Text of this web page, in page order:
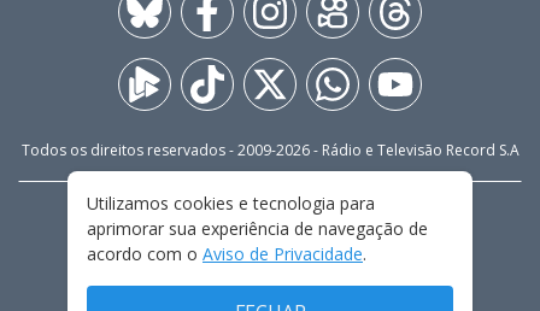
Todos os direitos reservados - 2009-2026- Rádio e Televisão Record S.A
FALE CONOSCO
PRIVACIDADE
TERMOS E CONDIÇÕES DE USO
Utilizamos cookies e tecnologia para
aprimorar sua experiência de navegação de
acordo com o Aviso de Privacidade.